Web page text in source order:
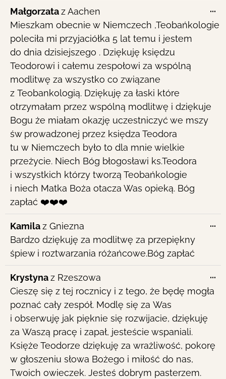
MałgorzatazAachen
Mieszkam obecnie w Niemczech ,Teobańkologie
poleciła mi przyjaciółka 5 lat temu i jestem
do dnia dzisiejszego . Dziękuję księdzu
Teodorowi i całemu zespołowi za wspólną
modlitwę za wszystko co związane
z Teobankologią. Dziękuję za łaski które
otrzymałam przez wspólną modlitwę i dziękuje
Bogu że miałam okazję uczestniczyć we mszy
św prowadzonej przez księdza Teodora
tu w Niemczech było to dla mnie wielkie
przeżycie. Niech Bóg błogosławi ks.Teodora
i wszystkich którzy tworzą Teobańkologie
i niech Matka Boża otacza Was opieką. Bóg
zapłać ❤️❤️❤️
...
Kamilaz Gniezna
Bardzo dziękuję za modlitwę za przepiękny
śpiew i roztwarzania różańcowe.Bóg zapłać
...
Krystynaz Rzeszowa
Cieszę się z tej rocznicy i z tego, że będę mogła
poznać cały zespół. Modlę się za Was
i obserwuję jak pięknie się rozwijacie, dziękuję
za Waszą pracę i zapał, jesteście wspaniali.
Księże Teodorze dziękuję za wrażliwość, pokorę
w głoszeniu słowa Bożego i miłość do nas,
Twoich owieczek. Jesteś dobrym pasterzem.
...